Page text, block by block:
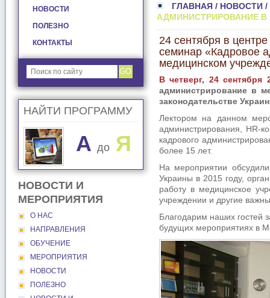
НОВОСТИ
ПОЛЕЗНО
КОНТАКТЫ
GO
НАЙТИ ПРОГРАММУ
A доЯ
НОВОСТИ И
МЕРОПРИЯТИЯ
О НАС
НАПРАВЛЕНИЯ
ОБУЧЕНИЕ
МЕРОПРИЯТИЯ
НОВОСТИ
ПОЛЕЗНО
ГЛАВНАЯ / НОВОСТИ /
АДМИНИСТРИРОВАНИЕ
24 сентября в
семинар «Кадровое
медицинском
В четверг, 24 сентября
администрирование в
законодательстве
Лектором на данном
администрирования, HR-
кадрового
более 15 лет.
На мероприятии
Украины в 2015 году,
работу в медицинское
учреждении и другие
Благодарим наших гостей
будущих мероприятиях в